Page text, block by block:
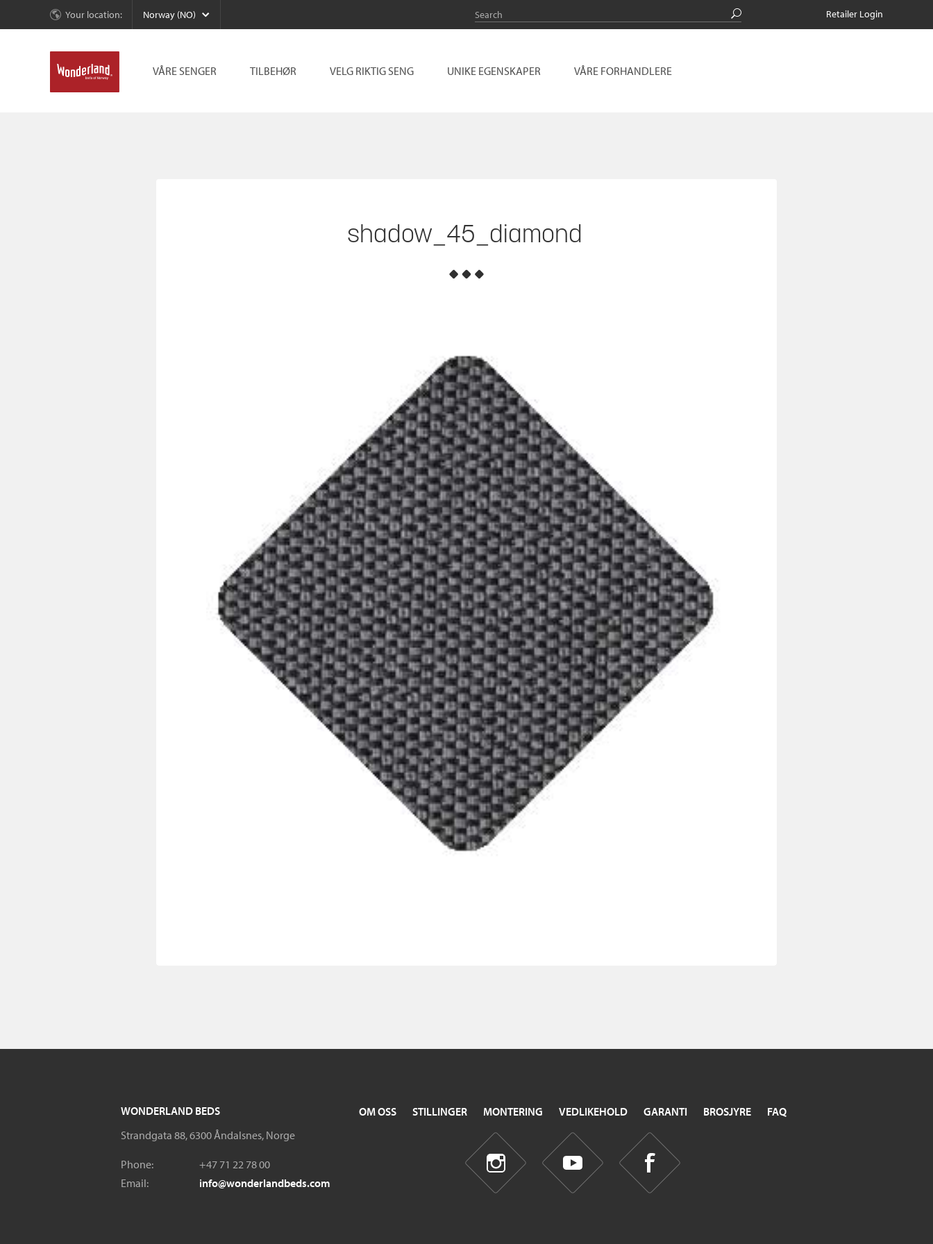
Your location: Norway (NO) Retailer Login
VÅRE SENGER TILBEHØR VELG RIKTIG SENG UNIKE EGENSKAPER VÅRE FORHANDLERE
shadow_45_diamond
OM OSS STILLINGER MONTERING VEDLIKEHOLD GARANTI BROSJYRE FAQ
WONDERLAND BEDS
Strandgata 88, 6300 Åndalsnes, Norge
Phone:
+47 71 22 78 00
Email:
info@wonderlandbeds.com